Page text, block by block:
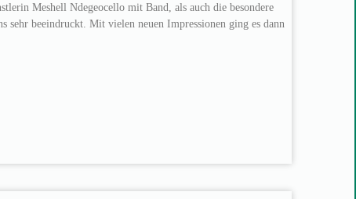
Meshell Ndegeocello mit Band, als auch die besondere
sehr beeindruckt. Mit vielen neuen Impressionen ging es dann